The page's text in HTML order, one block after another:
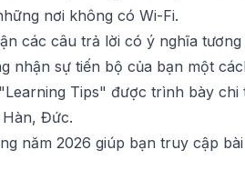
nơi không có Wi-Fi.
các câu trả lời có ý nghĩa
nhận sự tiến bộ của bạn một
Tips" được trình bày chi
Đức.
năm 2026 giúp bạn truy cập